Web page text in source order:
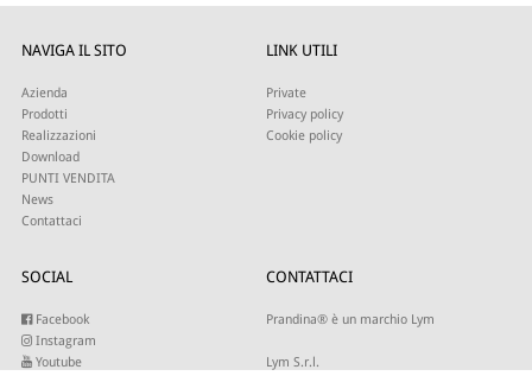
NAVIGA IL SITO
Azienda
Prodotti
Realizzazioni
Download
PUNTI VENDITA
News
Contattaci
LINK UTILI
Private
Privacy policy
Cookie policy
SOCIAL
Facebook
Instagram
Youtube
CONTATTACI
Prandina® è un marchio Lym
Lym S.r.l.